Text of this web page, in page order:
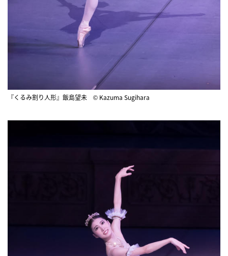
『くるみ割り人形』飯島望未 © Kazuma Sugihara